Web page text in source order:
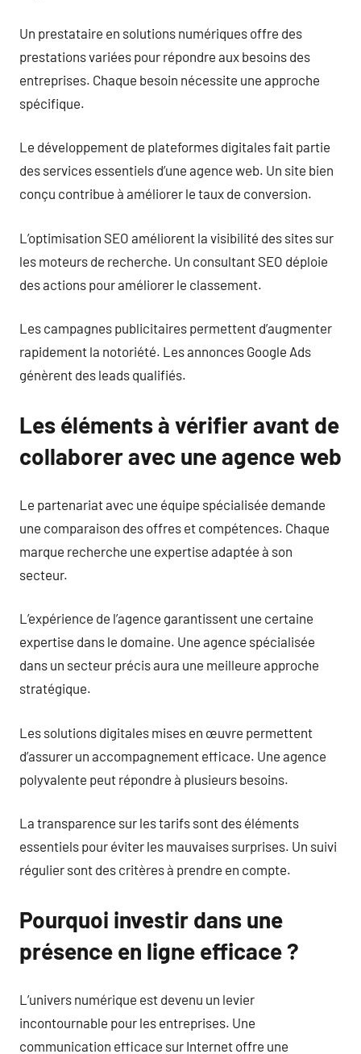
Un prestataire en solutions numériques offre des
prestations variées pour répondre aux besoins des
entreprises. Chaque besoin nécessite une approche
spécifique.
Le développement de plateformes digitales fait partie
des services essentiels d’une agence web. Un site bien
conçu contribue à améliorer le taux de conversion.
L’optimisation SEO améliorent la visibilité des sites sur
les moteurs de recherche. Un consultant SEO déploie
des actions pour améliorer le classement.
Les campagnes publicitaires permettent d’augmenter
rapidement la notoriété. Les annonces Google Ads
génèrent des leads qualifiés.
Les éléments à vérifier avant de
collaborer avec une agence web
Le partenariat avec une équipe spécialisée demande
une comparaison des offres et compétences. Chaque
marque recherche une expertise adaptée à son
secteur.
L’expérience de l’agence garantissent une certaine
expertise dans le domaine. Une agence spécialisée
dans un secteur précis aura une meilleure approche
stratégique.
Les solutions digitales mises en œuvre permettent
d’assurer un accompagnement efficace. Une agence
polyvalente peut répondre à plusieurs besoins.
La transparence sur les tarifs sont des éléments
essentiels pour éviter les mauvaises surprises. Un suivi
régulier sont des critères à prendre en compte.
Pourquoi investir dans une
présence en ligne efficace ?
L’univers numérique est devenu un levier
incontournable pour les entreprises. Une
communication efficace sur Internet offre une